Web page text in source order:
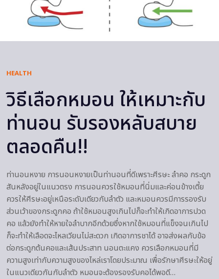
HEALTH
วิธีเลือกหมอน ให้เหมาะกับ
ท่านอน รับรองหลับสบาย
ตลอดคืน!!
ท่านอนหงาย การนอนหงายเป็นท่านอนที่ดีเพราะศีรษะ ลำคอ กระดูก
สันหลังอยู่ในแนวตรง การนอนควรใช้หมอนที่นิ่มและค่อนข้างเตี้ย
ควรให้ศีรษะอยู่เหนือระดับเดียวกับลำตัว และหมอนควรมีการรองรับ
ส่วนเว้าของกระดูกคอ ถ้าใช้หมอนสูงเกินไปก็จะทำให้เกิดอาการปวด
คอ แล้วยังทำให้หายใจลำบากอีกด้วยซึ่งหากใช้หมอนที่แข็งจนเกินไป
ก็จะทำให้เลือดจะไหลเวียนไม่สะดวก เกิดอาการชาได้ อาจส่งผลกับข้อ
ต่อกระดูกต้นคอและเส้นประสาท นอนตะแคง ควรเลือกหมอนที่มี
ความสูงเท่ากับความสูงของไหล่เราโดยประมาณ เพื่อรักษาศีรษะให้อยู่
ในแนวเดียวกันกับลำตัว หมอนจะต้องรองรับคอได้พอดี…